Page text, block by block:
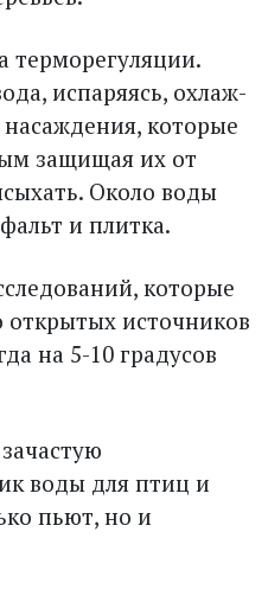
термо­регуляции.
испаряясь, охлаж­
которые
защищая их от
Около воды
и плитка.
которые
открытых источников
на 5-10 градусов
воды для птиц и
пьют, но и